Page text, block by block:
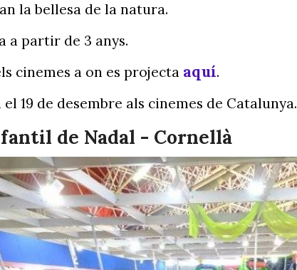
la bellesa de la natura.
a partir de 3 anys.
cinemes a on es projecta aquí.
19 de desembre als cinemes de Catalunya.
de Nadal - Cornellà